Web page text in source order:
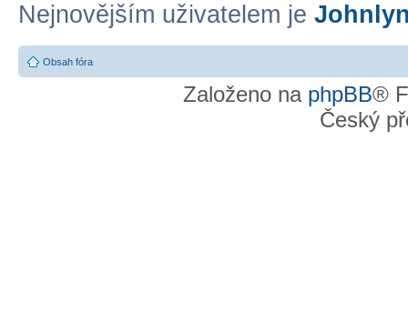
Nejnovějším uživatelem je
Obsah fóra
Založeno na phpBB®
Český